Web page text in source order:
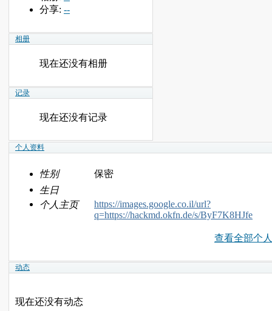
分享: --
相册
现在还没有相册
记录
现在还没有记录
个人资料
性别
保密
生日
个人主页
https://images.google.co.il/url?
q=https://hackmd.okfn.de/s/ByF7K8HJfe
查看全部个
动态
现在还没有动态